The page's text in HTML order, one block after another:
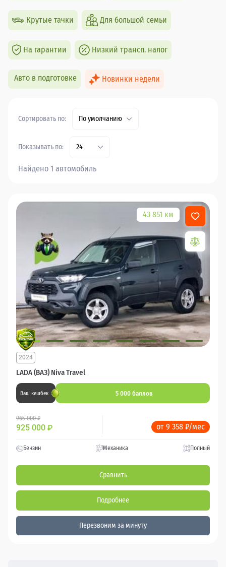
Крутые тачки Для большой семьи
На гарантии Низкий трансп. налог
Авто в подготовке Новинки недели
Сортировать по: По умолчанию
Показывать по: 24
Найдено 1 автомобиль
43 851 км
LADA (ВАЗ) Niva Travel
2024
Ваш кешбек 5 000 баллов
965 000 ₽
925 000 ₽ от 9 358 ₽/мес
Бензин Механика Полный
Сравнить
Подробнее
Перезвоним за минуту